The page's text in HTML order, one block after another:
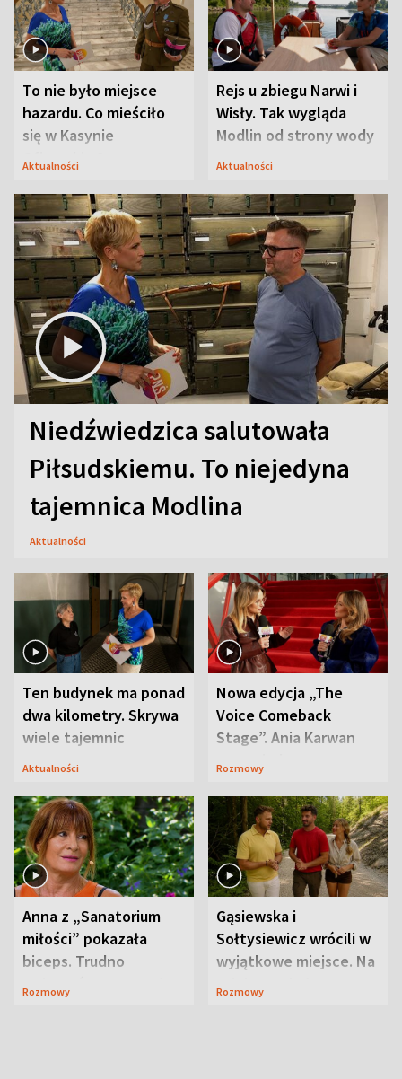
To nie było miejsce
hazardu. Co mieściło
się w Kasynie
Oficerskim?
Aktualności
Rejs u zbiegu Narwi i
Wisły. Tak wygląda
Modlin od strony wody
Aktualności
Niedźwiedzica salutowała
Piłsudskiemu. To niejedyna
tajemnica Modlina
Aktualności
Ten budynek ma ponad
dwa kilometry. Skrywa
wiele tajemnic
Aktualności
Nowa edycja „The
Voice Comeback
Stage”. Ania Karwan
zapowiada
Rozmowy
Anna z „Sanatorium
miłości” pokazała
biceps. Trudno
uwierzyć, co przeszła
Rozmowy
Gąsiewska i
Sołtysiewicz wrócili w
wyjątkowe miejsce. Na
szlaku czekał
Rozmowy